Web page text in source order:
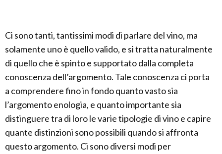
Ci sono tanti, tantissimi modi di parlare del vino, ma
solamente uno è quello valido, e si tratta naturalmente
di quello che è spinto e supportato dalla completa
conoscenza dell’argomento. Tale conoscenza ci porta
a comprendere fino in fondo quanto vasto sia
l’argomento enologia, e quanto importante sia
distinguere tra di loro le varie tipologie di vino e capire
quante distinzioni sono possibili quando si affronta
questo argomento. Ci sono diversi modi per